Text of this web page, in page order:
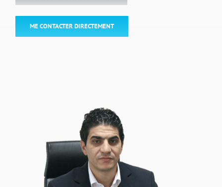
ME CONTACTER DIRECTEMENT